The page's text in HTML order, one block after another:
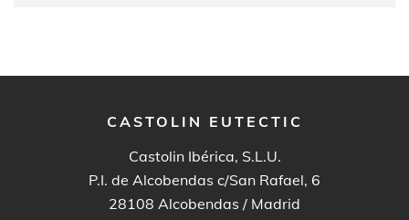
CASTOLIN EUTECTIC
Castolin Ibérica, S.L.U.
P.I. de Alcobendas c/San Rafael, 6
28108 Alcobendas / Madrid